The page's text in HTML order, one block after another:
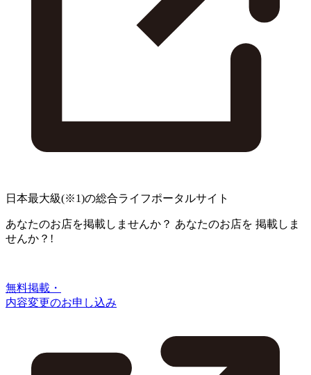
日本最大級(※1)の総合ライフポータルサイト
あなたのお店を掲載しませんか？ あなたのお店を 掲載しま
せんか？!
無料掲載・
内容変更のお申し込み